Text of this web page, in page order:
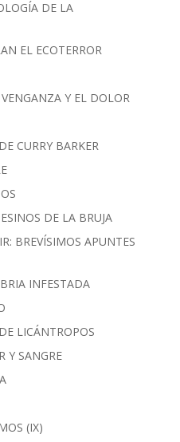
DE LA
EL ECOTERROR
Y EL DOLOR
CURRY BARKER
DE LA BRUJA
BREVÍSIMOS APUNTES
INFESTADA
LICÁNTROPOS
Y SANGRE
(IX)